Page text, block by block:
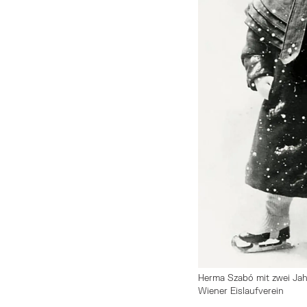
Herma Szabó mit zwei
Wiener Eislaufverein